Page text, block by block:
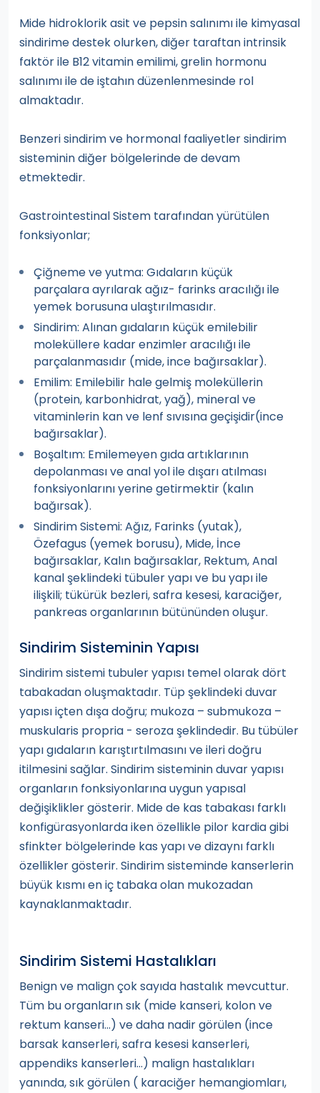
Mide hidroklorik asit ve pepsin salınımı ile kimyasal
sindirime destek olurken, diğer taraftan intrinsik
faktör ile B12 vitamin emilimi, grelin hormonu
salınımı ile de iştahın düzenlenmesinde rol
almaktadır.
Benzeri sindirim ve hormonal faaliyetler sindirim
sisteminin diğer bölgelerinde de devam
etmektedir.
Gastrointestinal Sistem tarafından yürütülen
fonksiyonlar;
Çiğneme ve yutma: Gıdaların küçük
parçalara ayrılarak ağız- farinks aracılığı ile
yemek borusuna ulaştırılmasıdır.
Sindirim: Alınan gıdaların küçük emilebilir
moleküllere kadar enzimler aracılığı ile
parçalanmasıdır (mide, ince bağırsaklar).
Emilim: Emilebilir hale gelmiş moleküllerin
(protein, karbonhidrat, yağ), mineral ve
vitaminlerin kan ve lenf sıvısına geçişidir(ince
bağırsaklar).
Boşaltım: Emilemeyen gıda artıklarının
depolanması ve anal yol ile dışarı atılması
fonksiyonlarını yerine getirmektir (kalın
bağırsak).
Sindirim Sistemi: Ağız, Farinks (yutak),
Özefagus (yemek borusu), Mide, İnce
bağırsaklar, Kalın bağırsaklar, Rektum, Anal
kanal şeklindeki tübuler yapı ve bu yapı ile
ilişkili; tükürük bezleri, safra kesesi, karaciğer,
pankreas organlarının bütününden oluşur.
Sindirim Sisteminin Yapısı
Sindirim sistemi tubuler yapısı temel olarak dört
tabakadan oluşmaktadır. Tüp şeklindeki duvar
yapısı içten dışa doğru; mukoza – submukoza –
muskularis propria - seroza şeklindedir. Bu tübüler
yapı gıdaların karıştırtılmasını ve ileri doğru
itilmesini sağlar. Sindirim sisteminin duvar yapısı
organların fonksiyonlarına uygun yapısal
değişiklikler gösterir. Mide de kas tabakası farklı
konfigürasyonlarda iken özellikle pilor kardia gibi
sfinkter bölgelerinde kas yapı ve dizaynı farklı
özellikler gösterir. Sindirim sisteminde kanserlerin
büyük kısmı en iç tabaka olan mukozadan
kaynaklanmaktadır.
Sindirim Sistemi Hastalıkları
Benign ve malign çok sayıda hastalık mevcuttur.
Tüm bu organların sık (mide kanseri, kolon ve
rektum kanseri…) ve daha nadir görülen (ince
barsak kanserleri, safra kesesi kanserleri,
appendiks kanserleri…) malign hastalıkları
yanında, sık görülen ( karaciğer hemangiomları,